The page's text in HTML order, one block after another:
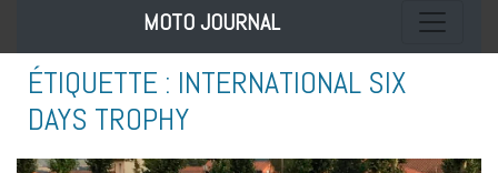
MOTO JOURNAL Toggle
ÉTIQUETTE : INTERNATIONAL SIX
DAYS TROPHY